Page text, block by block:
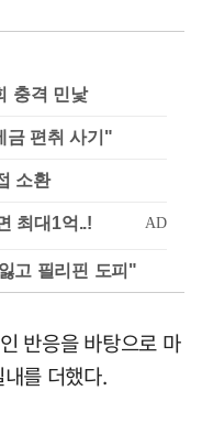
충격 민낯
금 편취 사기"
소환
고 필리핀 도피"
반응을 바탕으로 마
를 더했다.